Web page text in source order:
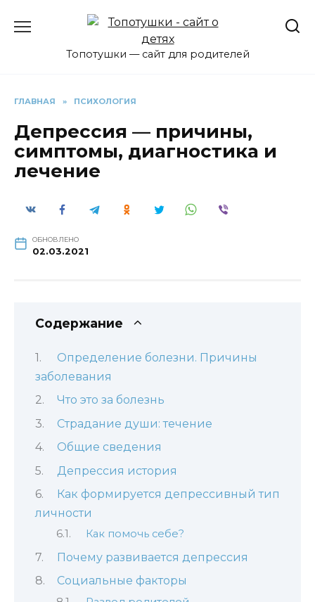
Топотушки — сайт для родителей
ГЛАВНАЯ » ПСИХОЛОГИЯ
Депрессия — причины,
симптомы, диагностика и
лечение
ОБНОВЛЕНО
02.03.2021
Содержание
Определение болезни. Причины
заболевания
Что это за болезнь
Страдание души: течение
Общие сведения
Депрессия история
Как формируется депрессивный тип
личности
Как помочь себе?
Почему развивается депрессия
Социальные факторы